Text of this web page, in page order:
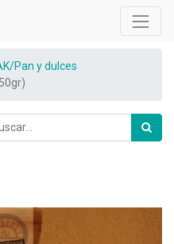
Pan y dulces